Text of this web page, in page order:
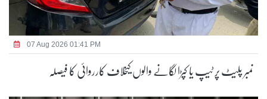
07 Aug 2026 01:41 PM
نمبر پلیٹ پر ٹیپ یا کپڑا لگانے والوں کیخلاف کارروائی کا فیصلہ